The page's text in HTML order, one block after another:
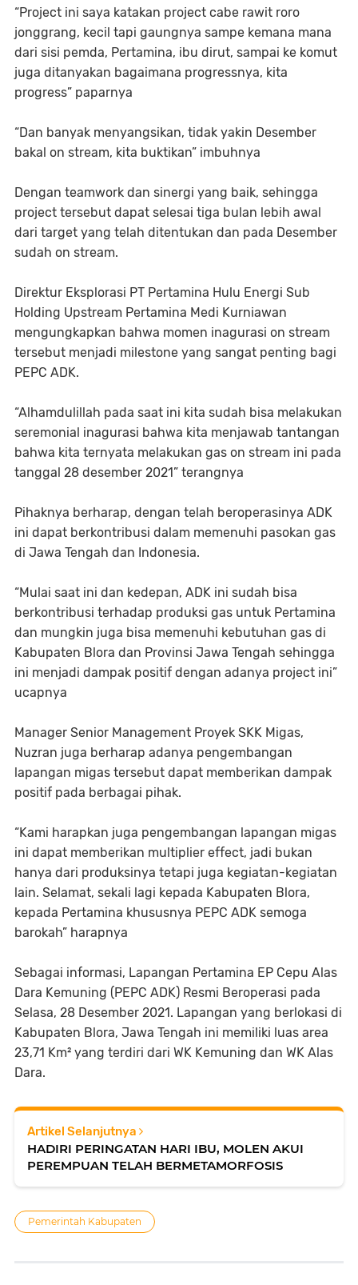
“Project ini saya katakan project cabe rawit roro
jonggrang, kecil tapi gaungnya sampe kemana mana
dari sisi pemda, Pertamina, ibu dirut, sampai ke komut
juga ditanyakan bagaimana progressnya, kita
progress” paparnya
“Dan banyak menyangsikan, tidak yakin Desember
bakal on stream, kita buktikan” imbuhnya
Dengan teamwork dan sinergi yang baik, sehingga
project tersebut dapat selesai tiga bulan lebih awal
dari target yang telah ditentukan dan pada Desember
sudah on stream.
Direktur Eksplorasi PT Pertamina Hulu Energi Sub
Holding Upstream Pertamina Medi Kurniawan
mengungkapkan bahwa momen inagurasi on stream
tersebut menjadi milestone yang sangat penting bagi
PEPC ADK.
“Alhamdulillah pada saat ini kita sudah bisa melakukan
seremonial inagurasi bahwa kita menjawab tantangan
bahwa kita ternyata melakukan gas on stream ini pada
tanggal 28 desember 2021” terangnya
Pihaknya berharap, dengan telah beroperasinya ADK
ini dapat berkontribusi dalam memenuhi pasokan gas
di Jawa Tengah dan Indonesia.
“Mulai saat ini dan kedepan, ADK ini sudah bisa
berkontribusi terhadap produksi gas untuk Pertamina
dan mungkin juga bisa memenuhi kebutuhan gas di
Kabupaten Blora dan Provinsi Jawa Tengah sehingga
ini menjadi dampak positif dengan adanya project ini”
ucapnya
Manager Senior Management Proyek SKK Migas,
Nuzran juga berharap adanya pengembangan
lapangan migas tersebut dapat memberikan dampak
positif pada berbagai pihak.
“Kami harapkan juga pengembangan lapangan migas
ini dapat memberikan multiplier effect, jadi bukan
hanya dari produksinya tetapi juga kegiatan-kegiatan
lain. Selamat, sekali lagi kepada Kabupaten Blora,
kepada Pertamina khususnya PEPC ADK semoga
barokah” harapnya
Sebagai informasi, Lapangan Pertamina EP Cepu Alas
Dara Kemuning (PEPC ADK) Resmi Beroperasi pada
Selasa, 28 Desember 2021. Lapangan yang berlokasi di
Kabupaten Blora, Jawa Tengah ini memiliki luas area
23,71 Km² yang terdiri dari WK Kemuning dan WK Alas
Dara.
Artikel Selanjutnya
HADIRI PERINGATAN HARI IBU, MOLEN AKUI
PEREMPUAN TELAH BERMETAMORFOSIS
Pemerintah Kabupaten